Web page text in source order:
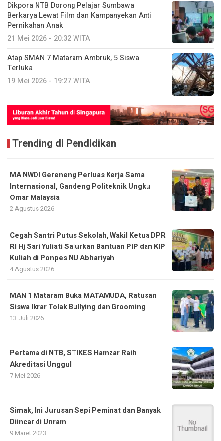
Dikpora NTB Dorong Pelajar Sumbawa
Berkarya Lewat Film dan Kampanyekan Anti
Pernikahan Anak
21 Mei 2026 - 20:32 WITA
Atap SMAN 7 Mataram Ambruk, 5 Siswa
Terluka
19 Mei 2026 - 19:27 WITA
Trending di Pendidikan
MA NWDI Gereneng Perluas Kerja Sama
Internasional, Gandeng Politeknik Ungku
Omar Malaysia
2 Agustus 2026
Cegah Santri Putus Sekolah, Wakil Ketua DPR
RI Hj Sari Yuliati Salurkan Bantuan PIP dan KIP
Kuliah di Ponpes NU Abhariyah
4 Agustus 2026
MAN 1 Mataram Buka MATAMUDA, Ratusan
Siswa Ikrar Tolak Bullying dan Grooming
13 Juli 2026
Pertama di NTB, STIKES Hamzar Raih
Akreditasi Unggul
7 Mei 2026
Simak, Ini Jurusan Sepi Peminat dan Banyak
Diincar di Unram
9 Maret 2023